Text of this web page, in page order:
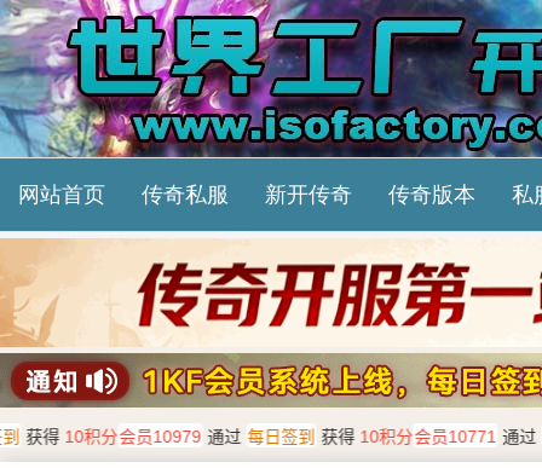
网站首页 传奇私服 新开传奇 传奇版本 私